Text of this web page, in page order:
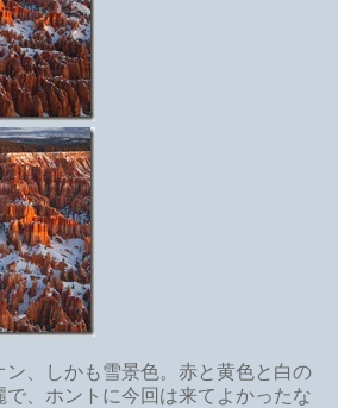
、しかも雪景色。赤と黄色と白の
、ホントに今回は来てよかったな